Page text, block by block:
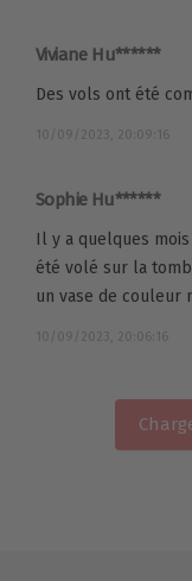
Viviane Hu******
Des vols ont été
10/09/2023, 20:09:16
Sophie Hu******
Il y a quelques
été volé sur la
un vase de couleur
10/09/2023, 20:06:16